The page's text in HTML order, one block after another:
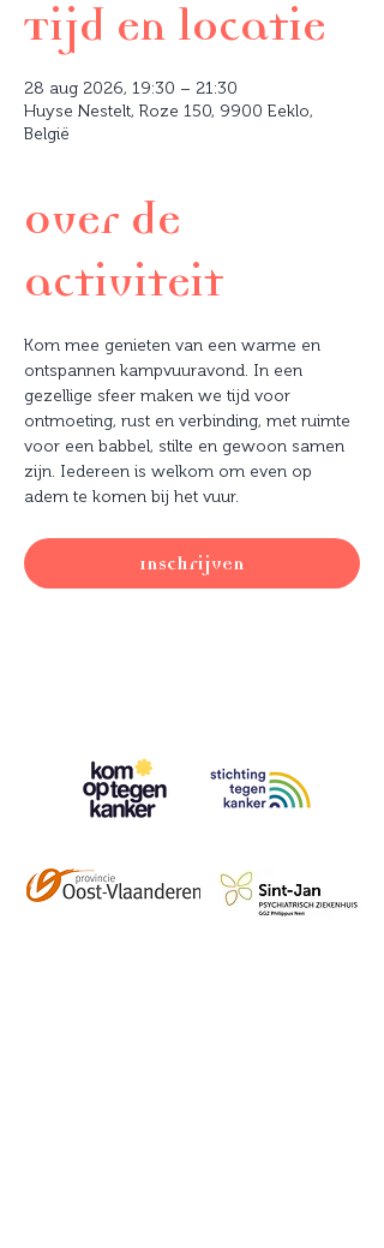
Tijd en locatie
28 aug 2026, 19:30 – 21:30
Huyse Nestelt, Roze 150, 9900 Eeklo,
België
Over de
activiteit
Kom mee genieten van een warme en
ontspannen kampvuuravond. In een
gezellige sfeer maken we tijd voor
ontmoeting, rust en verbinding, met ruimte
voor een babbel, stilte en gewoon samen
zijn. Iedereen is welkom om even op
adem te komen bij het vuur.
Inschrijven